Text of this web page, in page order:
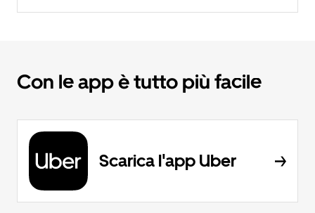
Con le app è tutto più facile
Scarica l'app Uber